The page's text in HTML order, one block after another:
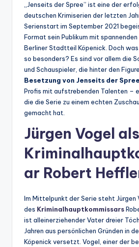
„Jenseits der Spree” ist eine der
deutschen Krimiserien der letzten
Serienstart im September 2021
Format sein Publikum mit spannenden
Berliner Stadtteil Köpenick. Doch
so besonders? Es sind vor allem die
und Schauspieler, die hinter den
Besetzung von Jenseits der Spree
Profis mit aufstrebenden Talenten –
die die Serie zu einem echten
gemacht hat.
Jürgen Vogel als
ar Robert
Im Mittelpunkt der Serie steht Jürgen
des Kriminalhauptkommissars
ist alleinerziehender Vater dreier
Jahren aus persönlichen Gründen in
Köpenick versetzt. Vogel, einer der